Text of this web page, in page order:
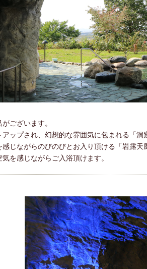
ございます。
ップされ、幻想的な雰囲気に包まれる「洞
じながらのびのびとお入り頂ける「岩露天
を感じながらご入浴頂けます。